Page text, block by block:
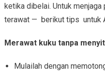
ketika dibelai. Untuk
terawat — berikut tips untuk
Merawat kuku tanpa
Mulailah dengan